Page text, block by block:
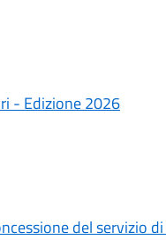
- Edizione 2026
del servizio